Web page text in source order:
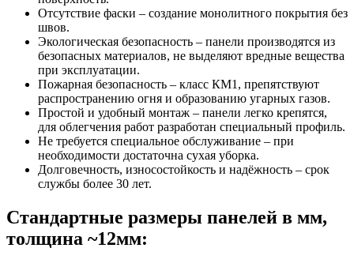
Отсутствие фаски – создание монолитного покрытия без
швов.
Экологическая безопасность – панели производятся из
безопасных материалов, не выделяют вредные вещества
при эксплуатации.
Пожарная безопасность – класс КМ1, препятствуют
распространению огня и образованию угарных газов.
Простой и удобный монтаж – панели легко крепятся,
для облегчения работ разработан специальный профиль.
Не требуется специальное обслуживание – при
необходимости достаточна сухая уборка.
Долговечность, износостойкость и надёжность – срок
службы более 30 лет.
Стандартные размеры панелей в мм,
толщина ~12мм: